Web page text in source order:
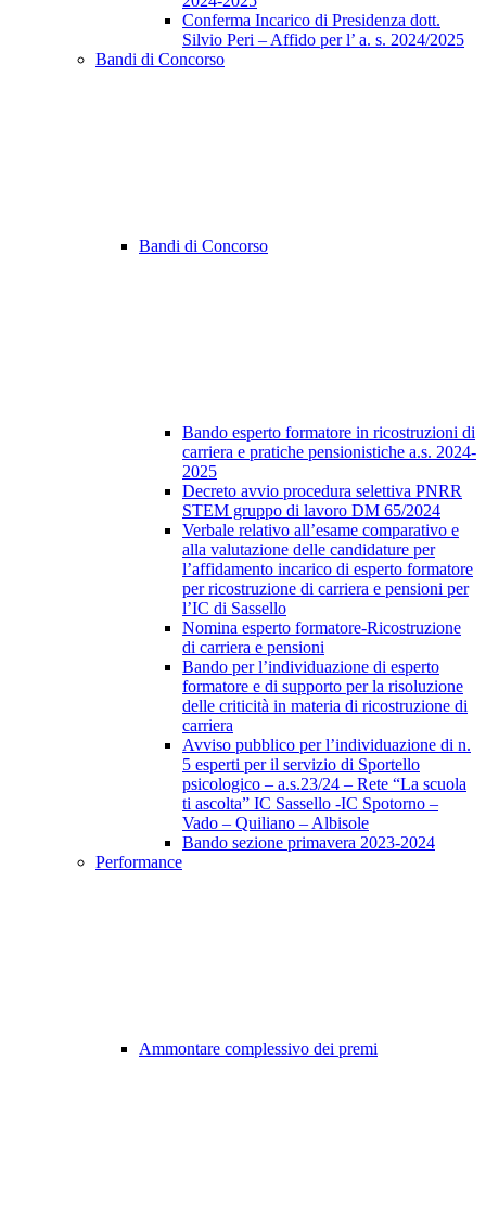
Conferma Incarico di Presidenza dott.
Silvio Peri – Affido per l’ a. s. 2024/2025
Bandi di Concorso
Bandi di Concorso
Bando esperto formatore in ricostruzioni di
carriera e pratiche pensionistiche a.s. 2024-
2025
Decreto avvio procedura selettiva PNRR
STEM gruppo di lavoro DM 65/2024
Verbale relativo all’esame comparativo e
alla valutazione delle candidature per
l’affidamento incarico di esperto formatore
per ricostruzione di carriera e pensioni per
l’IC di Sassello
Nomina esperto formatore-Ricostruzione
di carriera e pensioni
Bando per l’individuazione di esperto
formatore e di supporto per la risoluzione
delle criticità in materia di ricostruzione di
carriera
Avviso pubblico per l’individuazione di n.
5 esperti per il servizio di Sportello
psicologico – a.s.23/24 – Rete “La scuola
ti ascolta” IC Sassello -IC Spotorno –
Vado – Quiliano – Albisole
Bando sezione primavera 2023-2024
Performance
Ammontare complessivo dei premi